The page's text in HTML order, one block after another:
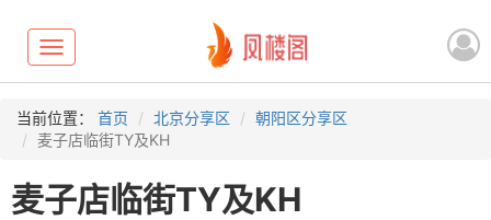
Toggle
navigation
当前位置： 首页 北京分享区
朝阳区分享区
麦子店临街TY及KH
麦子店临街TY及KH